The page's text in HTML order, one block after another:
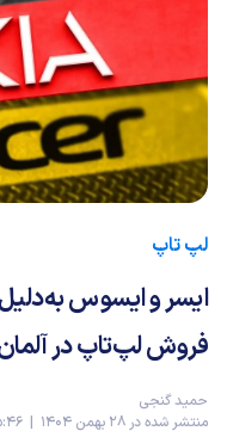
لپ تاپ
ایسر و ایسوس به‌دلیل
فروش لپ‌تاپ در
حمید گنجی
منتشر شده در 28 بهمن 1404 | 15:46